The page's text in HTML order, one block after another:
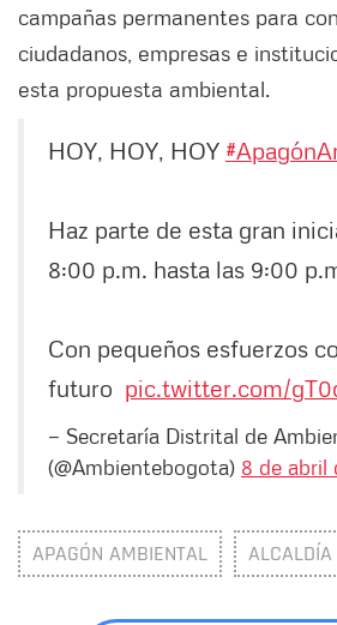
campañas permanentes para
ciudadanos, empresas e
esta propuesta ambiental.
HOY, HOY, HOY
Haz parte de esta gran
8:00 p.m. hasta las 9:00
Con pequeños esfuerzos
futuro pic.twitter.com/
— Secretaría Distrital de
(@Ambientebogota) 8 de abril
APAGÓN AMBIENTAL ALCALDÍA